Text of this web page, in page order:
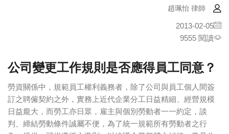
趙珮怡 律師
2013-02-05
9555 閱讀
公司變更工作規則是否應得員工同意？
勞資關係中，規範員工權利義務者，除了公司與員工個人間簽
訂之聘僱契約之外，實務上近代企業分工日益精細、經營規模
日益龐大，而勞工亦日眾，雇主與個別勞動者一一約定，談
判、締結勞動條件誠屬不便，為了統一規範所有勞動者之行